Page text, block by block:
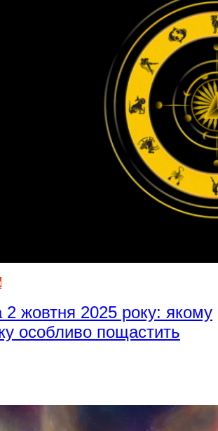
2 жовтня 2025 року: якому
особливо пощастить